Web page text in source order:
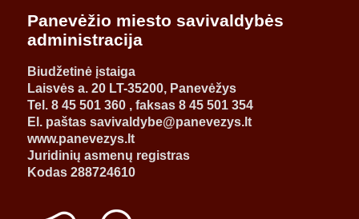
Panevėžio miesto savivaldybės
administracija
Biudžetinė įstaiga
Laisvės a. 20 LT-35200, Panevėžys
Tel. 8 45 501 360 , faksas 8 45 501 354
El. paštas savivaldybe@panevezys.lt
www.panevezys.lt
Juridinių asmenų registras
Kodas 288724610